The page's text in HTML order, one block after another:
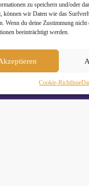
zu speichern und/oder
können wir Daten wie das
Wenn du deine Zustimmung
beeinträchtigt werden.
Cookie-Richtlinie